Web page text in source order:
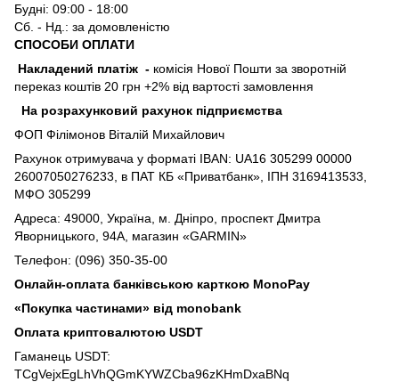
Будні: 09:00 - 18:00
Сб. - Нд.: за домовленістю
СПОСОБИ ОПЛАТИ
Накладений платіж - комісія Нової Пошти за зворотній
переказ коштів 20 грн +2% від вартості замовлення
На розрахунковий рахунок підприємства
ФОП Філімонов Віталій Михайлович
Рахунок отримувача у форматі IBAN: UA16 305299 00000
26007050276233, в ПАТ КБ «Приватбанк», ІПН 3169413533,
МФО 305299
Адреса: 49000, Україна, м. Дніпро, проспект Дмитра
Яворницького, 94А, магазин «GARMIN»
Телефон: (096) 350-35-00
Онлайн-оплата банківською карткою MonoPay
«Покупка частинами» від monobank
Оплата криптовалютою USDT
Гаманець USDT:
TCgVejxEgLhVhQGmKYWZCba96zKHmDxaBNq